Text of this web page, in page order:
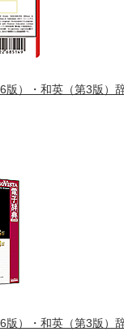
版）・和英（第3版）
版）・和英（第3版）